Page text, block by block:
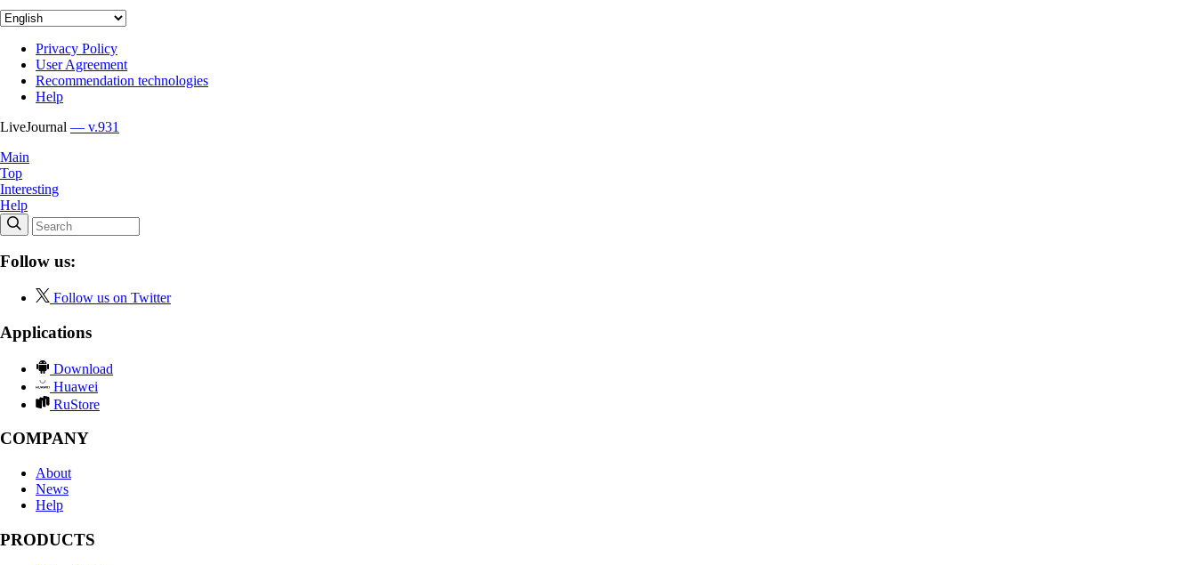
Privacy Policy
User Agreement
Recommendation technologies
Help
LiveJournal — v.931
Main
Top
Interesting
Help
Follow us:
Follow us on Twitter
Applications
Download
Huawei
RuStore
COMPANY
About
News
Help
PRODUCTS